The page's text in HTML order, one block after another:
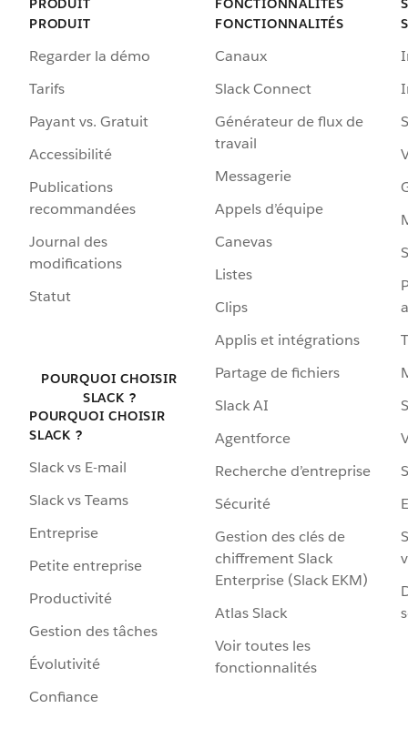
PRODUIT
PRODUIT
Regarder la démo
Tarifs
Payant vs. Gratuit
Accessibilité
Publications
recommandées
Journal des
modifications
Statut
POURQUOI CHOISIR
SLACK ?
POURQUOI CHOISIR
SLACK ?
Slack vs E-mail
Slack vs Teams
Entreprise
Petite entreprise
Productivité
Gestion des tâches
Évolutivité
Confiance
FONCTIONNALITÉS
FONCTIONNALITÉS
Canaux
Slack Connect
Générateur de flux de
travail
Messagerie
Appels d’équipe
Canevas
Listes
Clips
Applis et intégrations
Partage de fichiers
Slack AI
Agentforce
Recherche d’entreprise
Sécurité
Gestion des clés de
chiffrement Slack
Enterprise (Slack EKM)
Atlas Slack
Voir toutes les
fonctionnalités